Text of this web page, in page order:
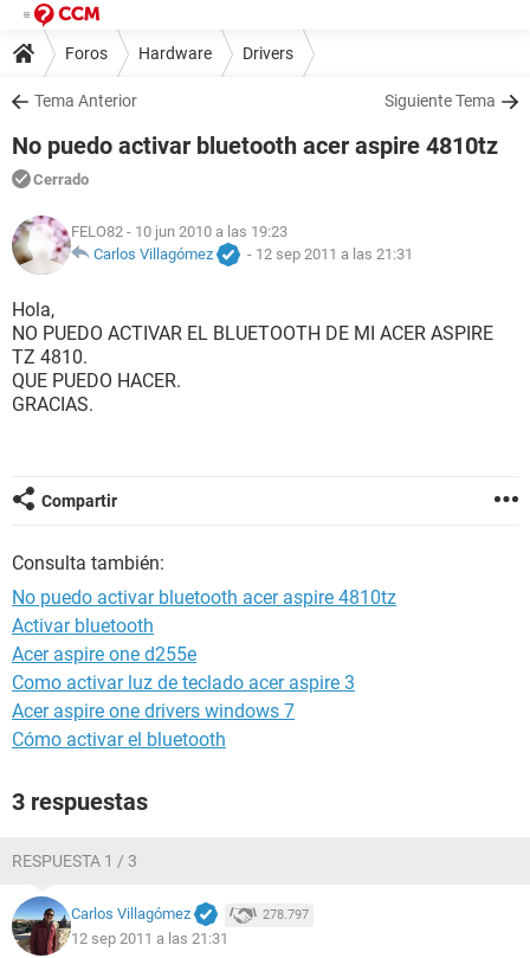
Foros Hardware Drivers
Tema Anterior Siguiente Tema
No puedo activar bluetooth acer aspire 4810tz
Cerrado
FELO82 - 10 jun 2010 a las 19:23
Carlos Villagómez
- 12 sep 2011 a las 21:31
Hola,
NO PUEDO ACTIVAR EL BLUETOOTH DE MI ACER ASPIRE
TZ 4810.
QUE PUEDO HACER.
GRACIAS.
Compartir
Consulta también:
No puedo activar bluetooth acer aspire 4810tz
Activar bluetooth
Acer aspire one d255e
Como activar luz de teclado acer aspire 3
Acer aspire one drivers windows 7
Cómo activar el bluetooth
3 respuestas
RESPUESTA 1 / 3
Carlos Villagómez 278.797
12 sep 2011 a las 21:31